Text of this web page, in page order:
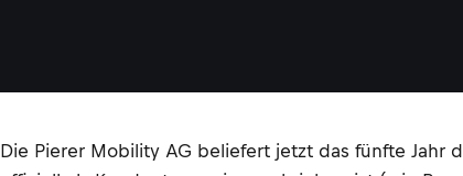
Die Pierer Mobility AG beliefert jetzt das fünfte Jahr